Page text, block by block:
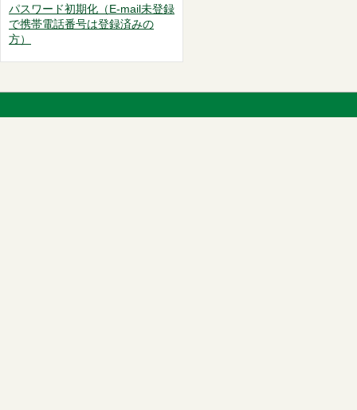
パスワード初期化（E-mail未登録
で携帯電話番号は登録済みの
方）